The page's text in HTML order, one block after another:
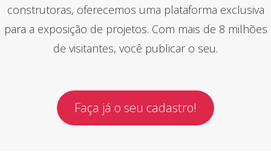
construtoras, oferecemos uma plataforma exclusiva
para a exposição de projetos. Com mais de 8 milhões
de visitantes, você publicar o seu.
Faça já o seu cadastro!